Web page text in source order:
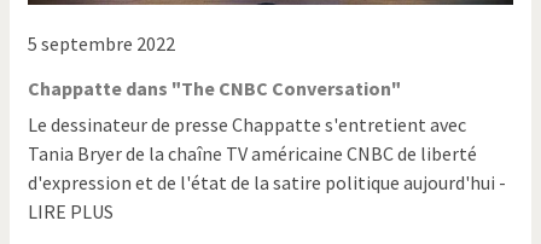
5 septembre 2022
Chappatte dans "The CNBC Conversation"
Le dessinateur de presse Chappatte s'entretient avec
Tania Bryer de la chaîne TV américaine CNBC de liberté
d'expression et de l'état de la satire politique aujourd'hui -
LIRE PLUS